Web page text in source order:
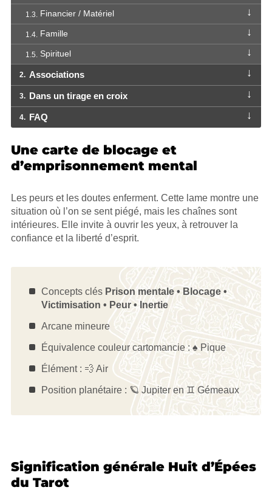
1.3 Financier / Matériel
1.4 Famille
1.5 Spirituel
2 Associations
3 Dans un tirage en croix
4 FAQ
Une carte de blocage et
d’emprisonnement mental
Les peurs et les doutes enferment. Cette lame montre une
situation où l’on se sent piégé, mais les chaînes sont
intérieures. Elle invite à ouvrir les yeux, à retrouver la
confiance et la liberté d’esprit.
Concepts clés Prison mentale • Blocage •
Victimisation • Peur • Inertie
Arcane mineure
Équivalence couleur cartomancie : ♠️ Pique
Élément : 💨 Air
Position planétaire : 🪐 Jupiter en ♊️ Gémeaux
Signification générale Huit d’Épées
du Tarot